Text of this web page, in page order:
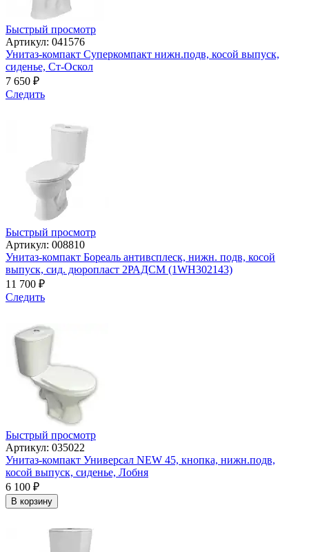
Быстрый просмотр
Артикул: 041576
Унитаз-компакт Суперкомпакт нижн.подв, косой выпуск,
сиденье, Cт-Оскол
7 650 ₽
Следить
Быстрый просмотр
Артикул: 008810
Унитаз-компакт Бореаль антивсплеск, нижн. подв, косой
выпуск, сид. дюропласт 2РАДСМ (1WH302143)
11 700 ₽
Следить
Быстрый просмотр
Артикул: 035022
Унитаз-компакт Универсал NEW 45, кнопка, нижн.подв,
косой выпуск, сиденье, Лобня
6 100 ₽
В корзину